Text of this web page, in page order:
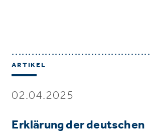
ARTIKEL
02.04.2025
Erklärung der deutschen